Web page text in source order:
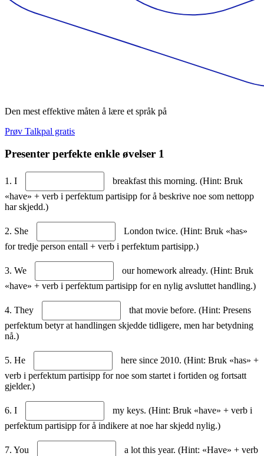
Den mest effektive måten å lære et språk på
Prøv Talkpal gratis
Presenter perfekte enkle øvelser 1
1. I
breakfast this morning. (Hint: Bruk
«have» + verb i perfektum partisipp for å beskrive noe som nettopp
har skjedd.)
2. She
London twice. (Hint: Bruk «has»
for tredje person entall + verb i perfektum partisipp.)
3. We
our homework already. (Hint: Bruk
«have» + verb i perfektum partisipp for en nylig avsluttet handling.)
4. They
that movie before. (Hint: Presens
perfektum betyr at handlingen skjedde tidligere, men har betydning
nå.)
5. He
here since 2010. (Hint: Bruk «has» +
verb i perfektum partisipp for noe som startet i fortiden og fortsatt
gjelder.)
6. I
my keys. (Hint: Bruk «have» + verb i
perfektum partisipp for å indikere at noe har skjedd nylig.)
7. You
a lot this year. (Hint: «Have» + verb